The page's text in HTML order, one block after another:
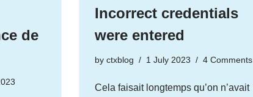
de
Incorrect credentials
were entered
byctxblog 1 July 2023 4 Comments
Cela faisait longtemps qu’on n’avait